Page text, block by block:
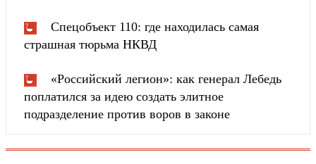
Спецобъект 110: где находилась самая
страшная тюрьма НКВД
«Российский легион»: как генерал Лебедь
поплатился за идею создать элитное
подразделение против воров в законе